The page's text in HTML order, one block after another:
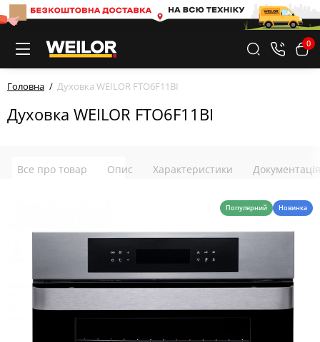
0
Головна Духовка WEILOR FTO6F11BI
Духовка WEILOR FTO6F11BI
Все про товар Опис Характеристики Документація
Популярний Новинка